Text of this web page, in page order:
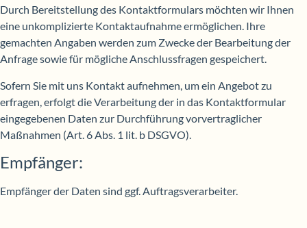
Durch Bereitstellung des Kontaktformulars möchten wir Ihnen
eine unkomplizierte Kontaktaufnahme ermöglichen. Ihre
gemachten Angaben werden zum Zwecke der Bearbeitung der
Anfrage sowie für mögliche Anschlussfragen gespeichert.
Sofern Sie mit uns Kontakt aufnehmen, um ein Angebot zu
erfragen, erfolgt die Verarbeitung der in das Kontaktformular
eingegebenen Daten zur Durchführung vorvertraglicher
Maßnahmen (Art. 6 Abs. 1 lit. b DSGVO).
Empfänger:
Empfänger der Daten sind ggf. Auftragsverarbeiter.